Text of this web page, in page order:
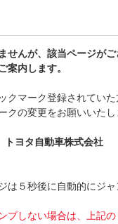
せんが、該当ページがご
案内します。
クマーク登録されていた
クの変更をお願いいたし
トヨタ自動車株式会社
は５秒後に自動的にジャ
プしない場合は、上記の